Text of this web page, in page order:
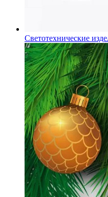
Светотехнические